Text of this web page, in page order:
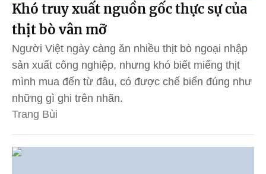
Khó truy xuất nguồn gốc thực sự của
thịt bò vân mỡ
Người Việt ngày càng ăn nhiều thịt bò ngoại nhập
sản xuất công nghiệp, nhưng khó biết miếng thịt
mình mua đến từ đâu, có được chế biến đúng như
những gì ghi trên nhãn.
Trang Bùi